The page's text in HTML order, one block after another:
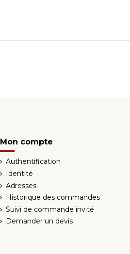
Mon compte
Authentification
Identité
Adresses
Historique des commandes
Suivi de commande invité
Demander un devis